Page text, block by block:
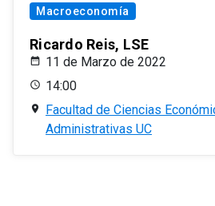
Macroeconomía
Ricardo Reis, LSE
11 de Marzo de 2022
14:00
Facultad de Ciencias
Administrativas UC